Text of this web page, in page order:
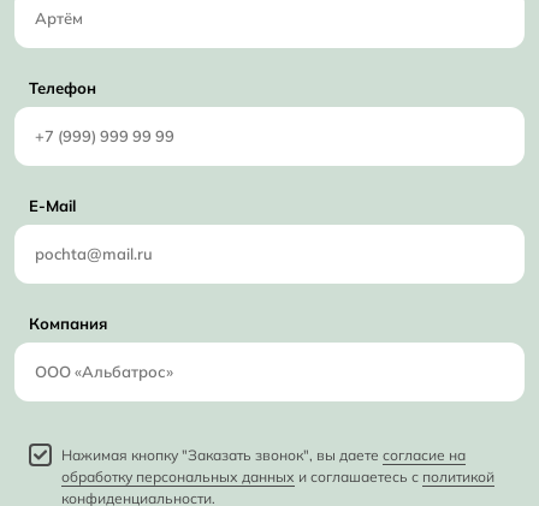
Телефон
E-Mail
Компания
Нажимая кнопку "Заказать звонок", вы даете согласие на
обработку персональных данных и соглашаетесь с политикой
конфиденциальности.